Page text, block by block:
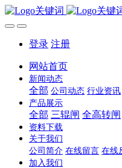
登录 注册
网站首页
新闻动态
全部 公司动态 行业资讯
产品展示
全部 三辊闸 全高转闸
资料下载
关于我们
公司简介 在线留言 在线
加入我们